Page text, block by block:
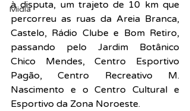
Midia
à disputa, um trajeto de 10 km que
percorreu as ruas da Areia Branca,
Castelo, Rádio Clube e Bom Retiro,
passando pelo Jardim Botânico
Chico Mendes, Centro Esportivo
Pagão, Centro Recreativo M.
Nascimento e o Centro Cultural e
Esportivo da Zona Noroeste.